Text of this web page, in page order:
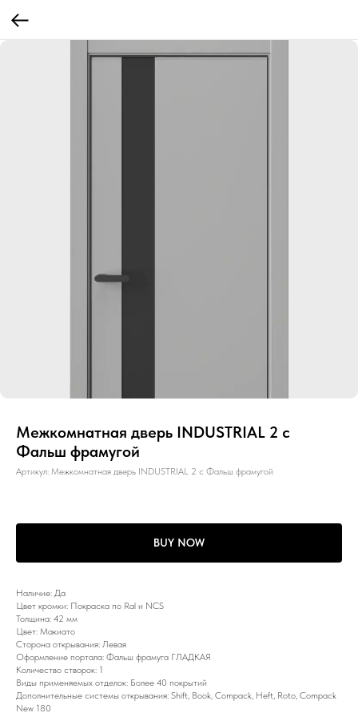
Межкомнатная дверь INDUSTRIAL 2 с
Фальш фрамугой
Артикул: Межкомнатная дверь INDUSTRIAL 2 с Фальш фрамугой
BUY NOW
Наличие: Да
Цвет кромки: Покраска по Ral и NCS
Толщина: 42 мм
Цвет: Макиато
Сторона открывания: Левая
Оформление портала: Фальш фрамуга ГЛАДКАЯ
Количество створок: 1
Виды применяемых отделок: Более 40 покрытий
Дополнительные системы открывания: Shift, Book, Compack, Heft, Roto, Compack
New 180